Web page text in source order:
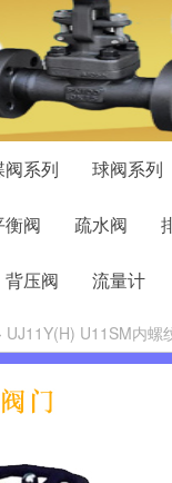
阀系列 球阀系列
衡阀 疏水阀
背压阀 流量计
UJ11Y(H) U11SM内螺